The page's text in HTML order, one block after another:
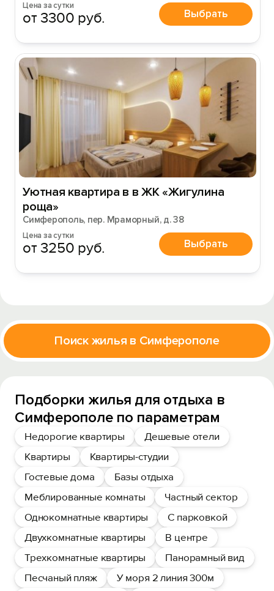
Цена за сутки
от 3300 руб. Выбрать
Уютная квартира в в ЖК «Жигулинa
pоща»
Симферополь, пер. Мраморный, д. 38
Цена за сутки
от 3250 руб. Выбрать
Поиск жилья в Симферополе
Подборки жилья для отдыха в
Симферополе по параметрам
Недорогие квартиры
Дешевые отели
Квартиры
Квартиры-студии
Гостевые дома
Базы отдыха
Меблированные комнаты
Частный сектор
Однокомнатные квартиры
С парковкой
Двухкомнатные квартиры
В центре
Трехкомнатные квартиры
Панорамный вид
Песчаный пляж
У моря 2 линия 300м